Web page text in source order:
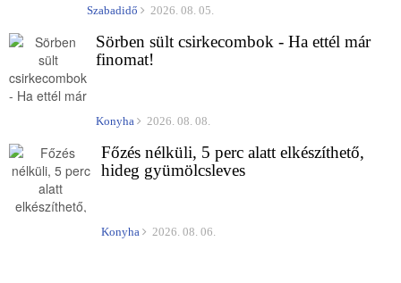
Szabadidő 2026. 08. 05.
Sörben sült csirkecombok - Ha ettél már
finomat!
Konyha 2026. 08. 08.
Főzés nélküli, 5 perc alatt elkészíthető,
hideg gyümölcsleves
Konyha 2026. 08. 06.